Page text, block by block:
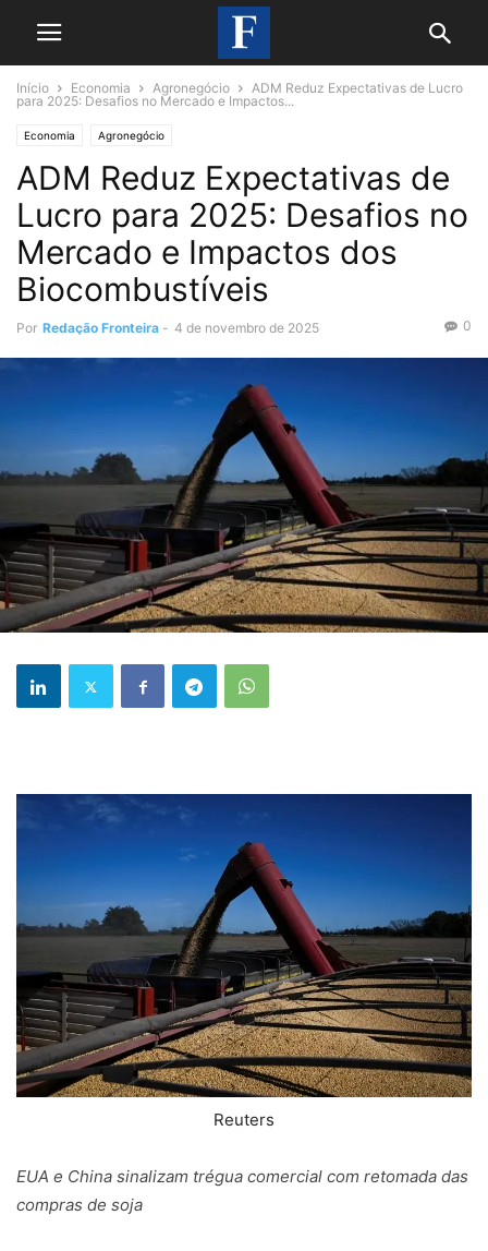
Início Economia Agronegócio
ADM Reduz Expectativas de Lucro
para 2025: Desafios no Mercado e Impactos...
Economia Agronegócio
ADM Reduz Expectativas de
Lucro para 2025: Desafios no
Mercado e Impactos dos
Biocombustíveis
Por Redação Fronteira - 4 de novembro de 2025 0
Reuters
EUA e China sinalizam trégua comercial com retomada das
compras de soja